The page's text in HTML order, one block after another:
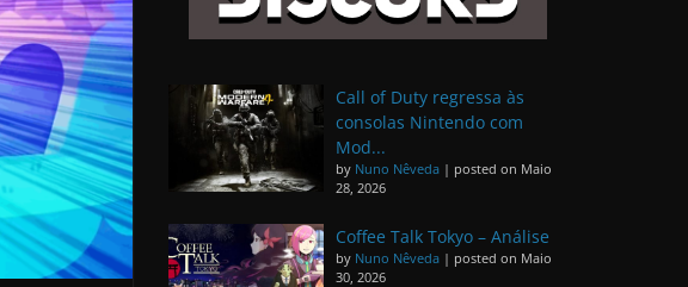
Call of Duty regressa às
consolas Nintendo com
Mod...
by Nuno Nêveda | posted on Maio
28, 2026
Coffee Talk Tokyo – Análise
by Nuno Nêveda | posted on Maio
30, 2026